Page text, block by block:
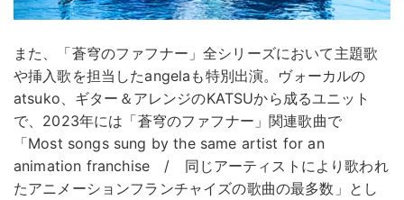
また、「蒼穹のファフナー」全シリーズにおいて主題歌
や挿入歌を担当したangelaも特別出演。ヴォーカルの
atsuko、ギター＆アレンジのKATSUから成るユニット
で、2023年には「蒼穹のファフナー」関連歌曲で
「Most songs sung by the same artist for an
animation franchise / 同じアーティストにより歌われ
たアニメーションフランチャイズの歌曲の最多数」とし